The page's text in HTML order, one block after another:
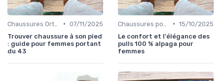
• 07/11/2025
Trouver chaussure à son pied
: guide pour femmes portant
du 43
• 15/10/2025
Le confort et l'élégance des
pulls 100 % alpaga pour
femmes